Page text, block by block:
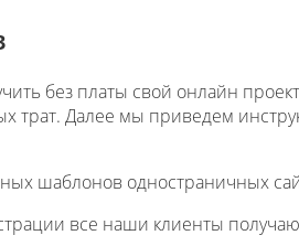
без платы свой онлайн
Далее мы приведем
шаблонов одностраничных
все наши клиенты